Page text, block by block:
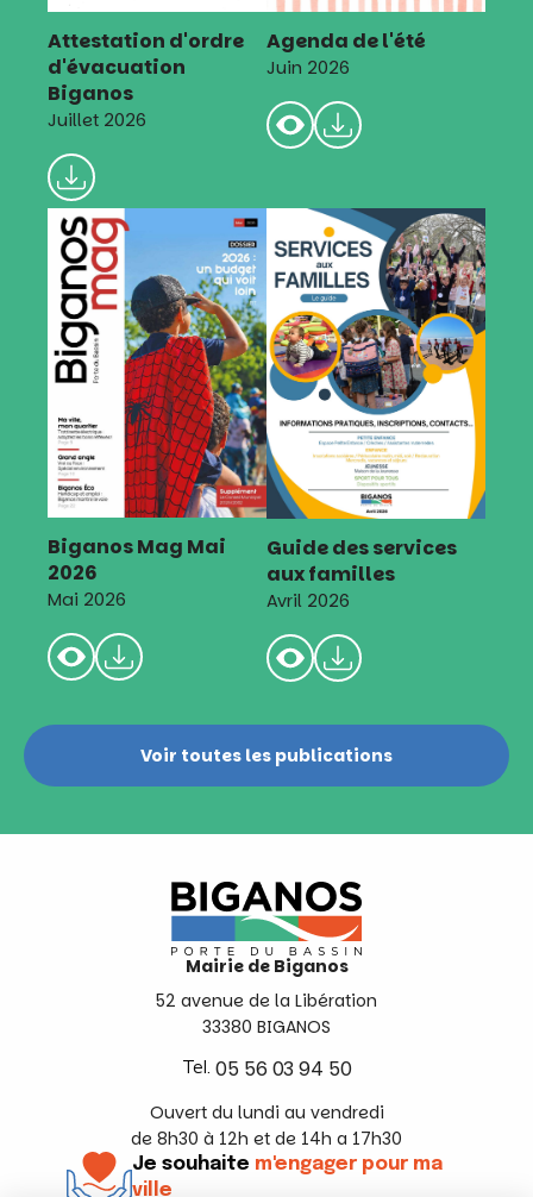
Attestation d'ordre
d'évacuation
Biganos
Juillet 2026
Agenda de l'été
Juin 2026
Biganos Mag Mai
2026
Mai 2026
Guide des services
aux familles
Avril 2026
Voir toutes les publications
Mairie de Biganos
52 avenue de la Libération
33380 BIGANOS
Tel. 05 56 03 94 50
Ouvert du lundi au vendredi
de 8h30 à 12h et de 14h a 17h30
Je souhaite m'engager pour ma
ville